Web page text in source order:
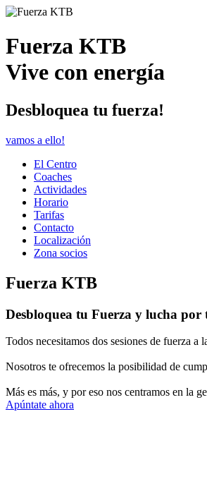
Fuerza KTB
Vive con energía
Desbloquea tu fuerza!
vamos a ello!
El Centro
Coaches
Actividades
Horario
Tarifas
Contacto
Localización
Zona socios
Fuerza KTB
Desbloquea tu Fuerza y lucha
Todos necesitamos dos sesiones de fuerza
Nosotros te ofrecemos la posibilidad de
Más es más, y por eso nos centramos en la
Apúntate ahora